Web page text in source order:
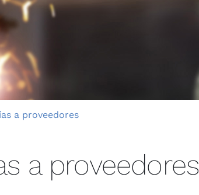
a proveedores
a proveedores